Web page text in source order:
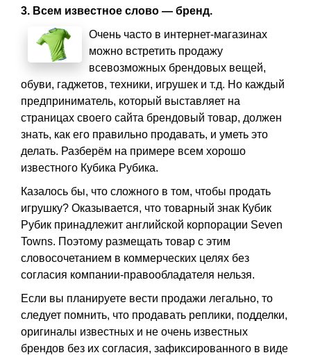
3. Всем известное слово — бренд.
Очень часто в интернет-магазинах
можно встретить продажу
всевозможных брендовых вещей,
обуви, гаджетов, техники, игрушек и т.д. Но каждый
предприниматель, который выставляет на
страницах своего сайта брендовый товар, должен
знать, как его правильно продавать, и уметь это
делать. Разберём на примере всем хорошо
известного Кубика Рубика.
Казалось бы, что сложного в том, чтобы продать
игрушку? Оказывается, что товарный знак Кубик
Рубик принадлежит английской корпорации Seven
Towns. Поэтому размещать товар с этим
словосочетанием в коммерческих целях без
согласия компании-правообладателя нельзя.
Если вы планируете вести продажи легально, то
следует помнить, что продавать реплики, подделки,
оригиналы известных и не очень известных
брендов без их согласия, зафиксированного в виде